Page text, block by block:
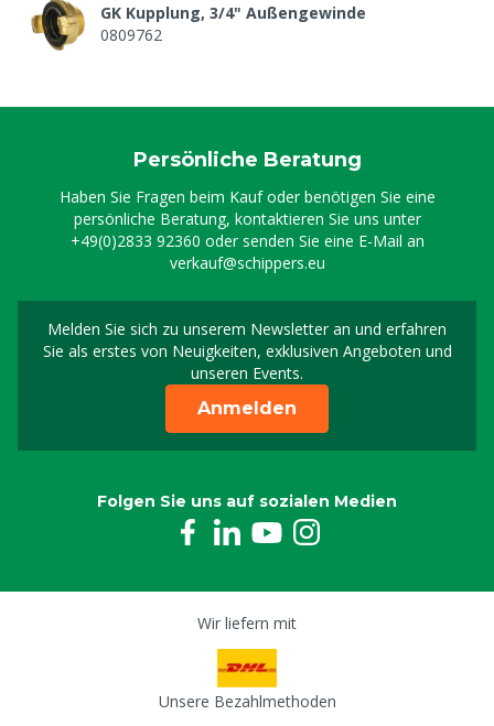
GK Kupplung, 3/4" Außengewinde
0809762
Alfaflex Schauch 1", 50 m
0809925
Teflonband
Gewindebolzen M8 x 35
Schlauchklemme 20 - 30 mm
Rohrschellen 3/4"
Klemme 3/4" verzinkt
Endkappe 3/4 V2A
Persönliche Beratung
Haben Sie Fragen beim Kauf oder benötigen Sie eine
persönliche Beratung, kontaktieren Sie uns unter
+49(0)2833 92360 oder senden Sie eine E-Mail an
verkauf@schippers.eu
Melden Sie sich zu unserem Newsletter an und erfahren
Sie als erstes von Neuigkeiten, exklusiven Angeboten und
unseren Events.
Melden Sie sich für
Anmelden
Folgen Sie uns auf sozialen Medien
Wir liefern mit
Unsere Bezahlmethoden